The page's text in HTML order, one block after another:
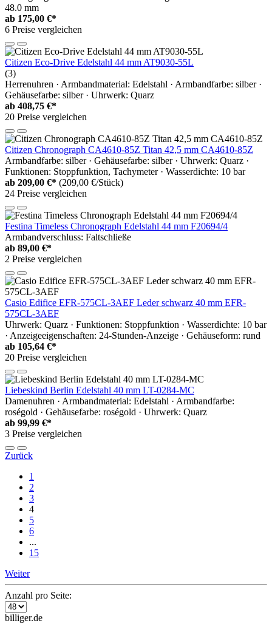
48.0 mm
ab 175,00 €*
6 Preise vergleichen
Citizen Eco-Drive Edelstahl 44 mm AT9030-55L
(3)
Herrenuhren · Armbandmaterial: Edelstahl · Armbandfarbe: silber ·
Gehäusefarbe: silber · Uhrwerk: Quarz
ab 408,75 €*
20 Preise vergleichen
Citizen Chronograph CA4610-85Z Titan 42,5 mm CA4610-85Z
Armbandfarbe: silber · Gehäusefarbe: silber · Uhrwerk: Quarz ·
Funktionen: Stoppfunktion, Tachymeter · Wasserdichte: 10 bar
ab 209,00 €* (209,00 €/Stück)
24 Preise vergleichen
Festina Timeless Chronograph Edelstahl 44 mm F20694/4
Armbandverschluss: Faltschließe
ab 89,00 €*
2 Preise vergleichen
Casio Edifice EFR-575CL-3AEF Leder schwarz 40 mm EFR-
575CL-3AEF
Uhrwerk: Quarz · Funktionen: Stoppfunktion · Wasserdichte: 10 bar
· Anzeigeeigenschaften: 24-Stunden-Anzeige · Gehäuseform: rund
ab 105,64 €*
20 Preise vergleichen
Liebeskind Berlin Edelstahl 40 mm LT-0284-MC
Damenuhren · Armbandmaterial: Edelstahl · Armbandfarbe:
roségold · Gehäusefarbe: roségold · Uhrwerk: Quarz
ab 99,99 €*
3 Preise vergleichen
Zurück
1
2
3
4
5
6
...
15
Weiter
Anzahl pro Seite:
billiger.de